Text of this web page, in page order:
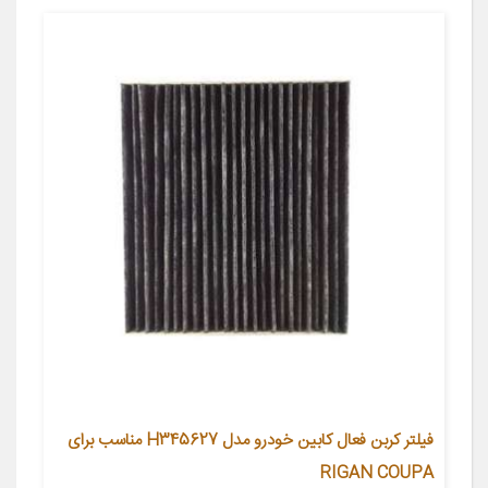
فیلتر کربن فعال کابین خودرو مدل H345627 مناسب برای
RIGAN COUPA